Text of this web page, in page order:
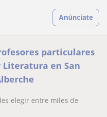
Anúnciate
particulares
Literatura en San
elegir entre miles de